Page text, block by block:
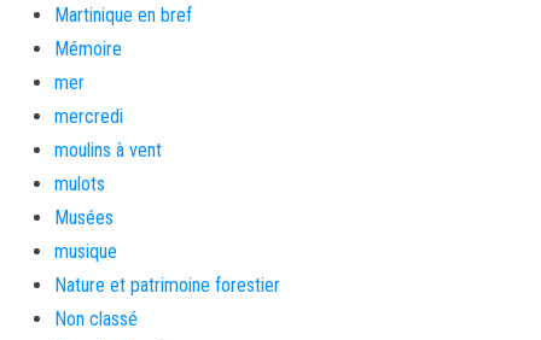
Martinique en bref
Mémoire
mer
mercredi
moulins à vent
mulots
Musées
musique
Nature et patrimoine forestier
Non classé